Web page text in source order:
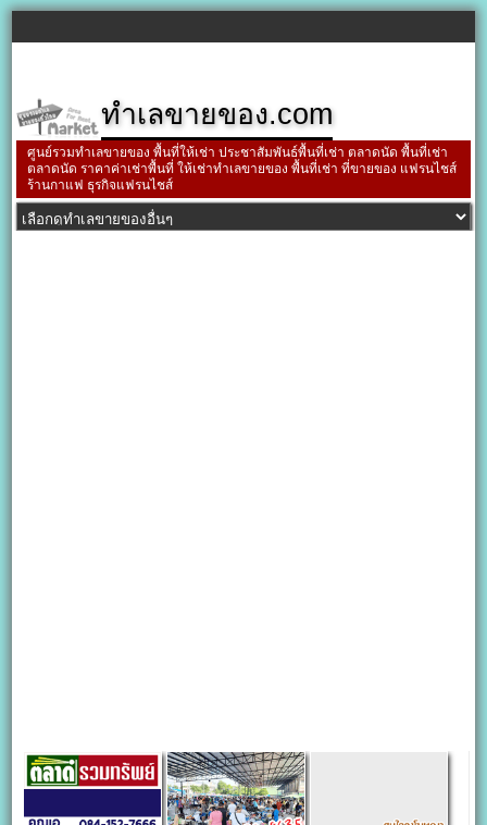
ทำเลขายของ.com
ศูนย์รวมทำเลขายของ พื้นที่ให้เช่า ประชาสัมพันธ์พื้นที่เช่า ตลาดนัด พื้นที่เช่า
ตลาดนัด ราคาค่าเช่าพื้นที่ ให้เช่าทำเลขายของ พื้นที่เช่า ที่ขายของ แฟรนไชส์
ร้านกาแฟ ธุรกิจแฟรนไชส์